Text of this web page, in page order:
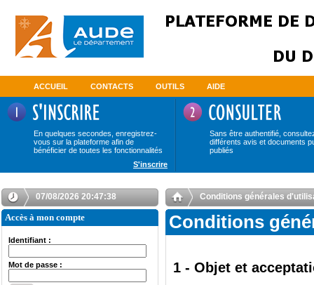
ACCUEIL CONTACTS OUTILS AIDE
En quelques secondes, enregistrez-
vous sur la plateforme afin de
bénéficier de toutes les fonctionnalités
Sans être authentifié,
différents avis et documents
publiés
S'inscrire
07/08/2026 20:47:39
Accès à mon compte
Identifiant :
Mot de passe :
Conditions générales
Conditions
1 - Objet et